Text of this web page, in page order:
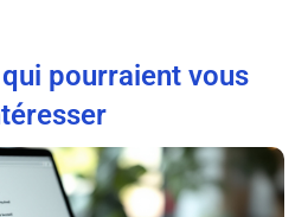
pourraient vous